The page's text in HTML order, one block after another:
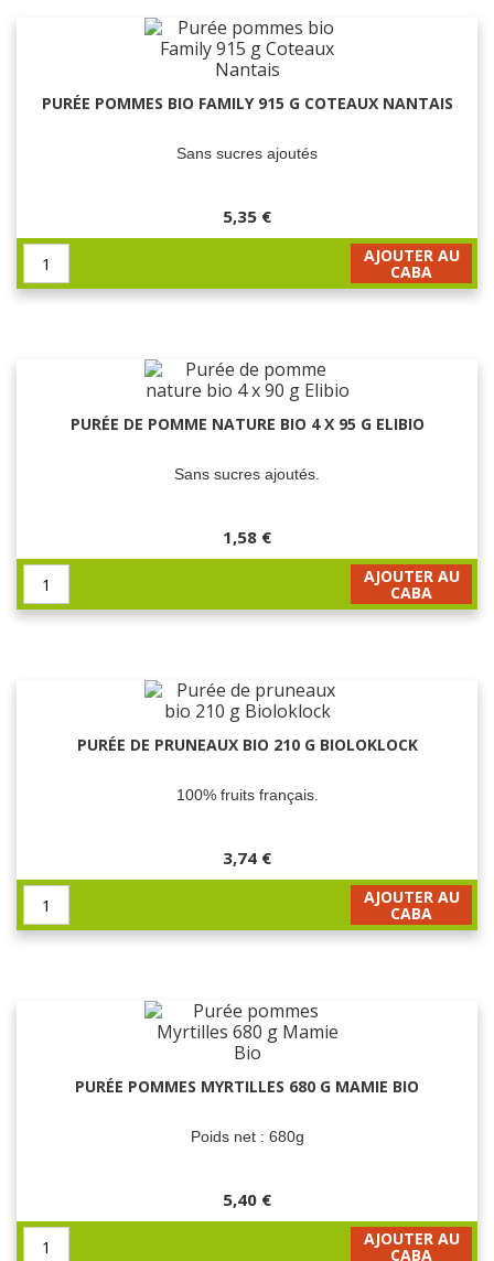
PURÉE POMMES BIO FAMILY 915 G COTEAUX NANTAIS
Sans sucres ajoutés
5,35 €
AJOUTER AU
CABA
PURÉE DE POMME NATURE BIO 4 X 95 G ELIBIO
Sans sucres ajoutés.
1,58 €
AJOUTER AU
CABA
PURÉE DE PRUNEAUX BIO 210 G BIOLOKLOCK
100% fruits français.
3,74 €
AJOUTER AU
CABA
PURÉE POMMES MYRTILLES 680 G MAMIE BIO
Poids net : 680g
5,40 €
AJOUTER AU
CABA